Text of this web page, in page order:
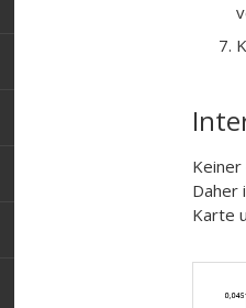
Daher
Karte